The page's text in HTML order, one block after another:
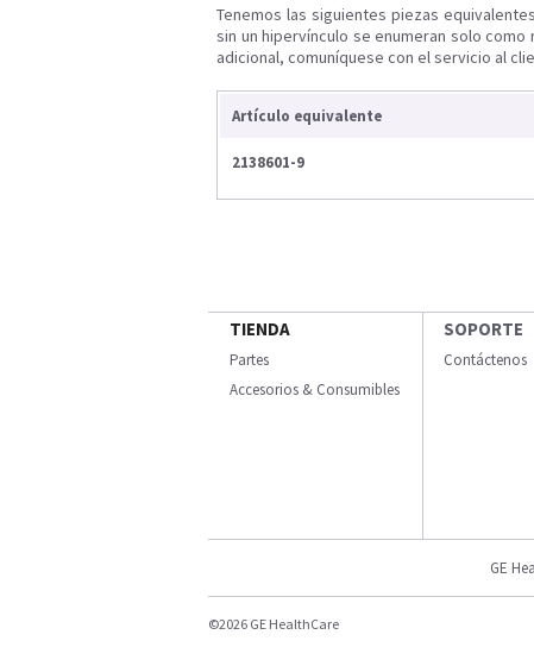
Tenemos las siguientes piezas
sin un hipervínculo se enumeran solo
adicional, comuníquese con el servicio al
Artículo equivalente
2138601-9
TIENDA
Partes
Accesorios & Consumibles
SOPORTE
Contáctenos
GE
©2026 GE HealthCare